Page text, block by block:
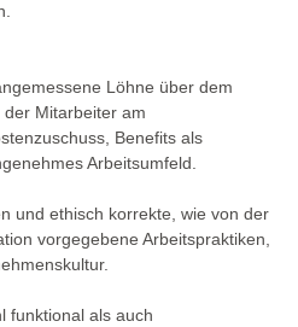
Löhne über dem
Mitarbeiter am
Benefits als
Arbeitsumfeld.
und ethisch korrekte, wie von der
vorgegebene Arbeitspraktiken,
funktional als auch